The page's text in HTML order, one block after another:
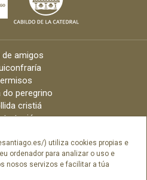
) utiliza cookies propias e
ordenador para analizar o uso e
nosos servizos e facilitar a túa
de amigos
do peregrino
cristiá
Dixital